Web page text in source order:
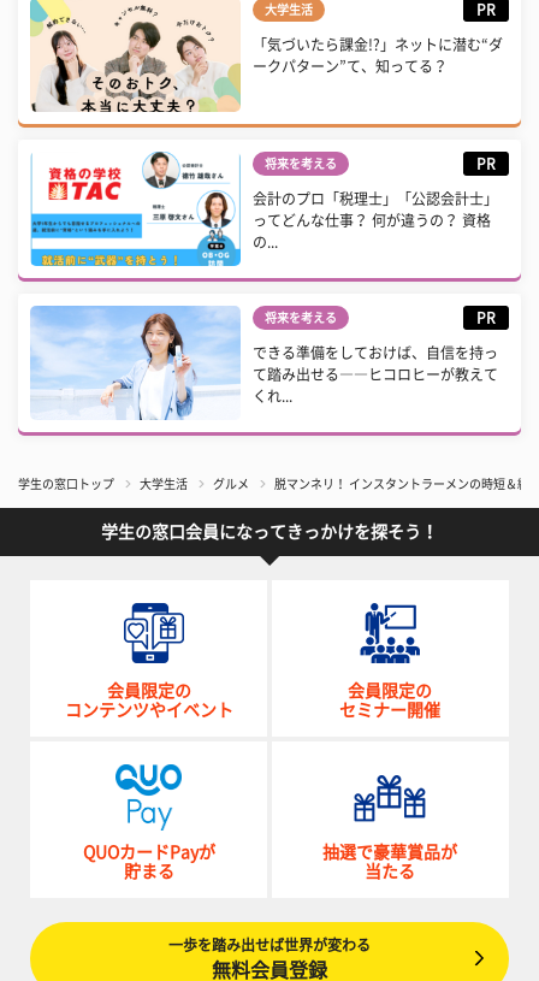
大学生活 PR
「気づいたら課金!?」ネットに潜む“ダ
ークパターン”て、知ってる？
将来を考える PR
会計のプロ「税理士」「公認会計士」
ってどんな仕事？ 何が違うの？ 資格
の...
将来を考える PR
できる準備をしておけば、自信を持っ
て踏み出せる――ヒコロヒーが教えて
くれ...
学生の窓口トップ 大学生活 グルメ 脱マンネリ！ インスタントラーメンの時短＆絶
学生の窓口会員になってきっかけを探そう！
会員限定の
コンテンツやイベント
会員限定の
セミナー開催
QUOカードPayが
貯まる
抽選で豪華賞品が
当たる
一歩を踏み出せば世界が変わる
無料会員登録